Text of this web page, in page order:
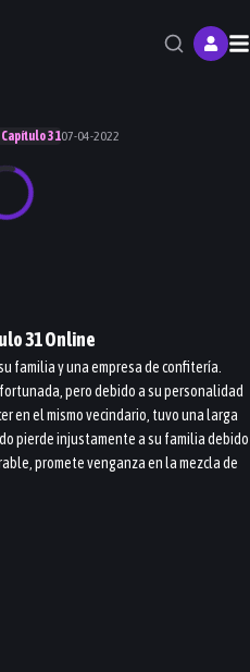
Capítulo 3107-04-2022
31Online
familia y una empresa de confitería.
pero debido a su personalidad
en el mismo vecindario, tuvo una larga
pierde injustamente a su familia debido
promete venganza en la mezcla de